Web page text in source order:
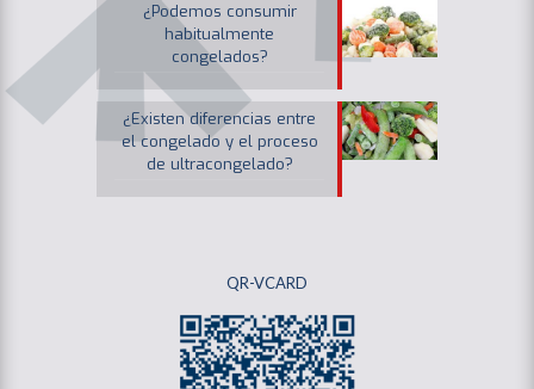
¿Podemos consumir
habitualmente
congelados?
¿Existen diferencias entre
el congelado y el proceso
de ultracongelado?
QR-VCARD